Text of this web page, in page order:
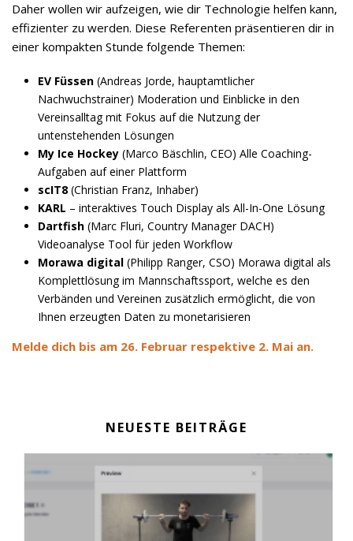
Daher wollen wir aufzeigen, wie dir Technologie helfen kann,
effizienter zu werden. Diese Referenten präsentieren dir in
einer kompakten Stunde folgende Themen:
EV Füssen(Andreas Jorde, hauptamtlicher
Nachwuchstrainer) Moderation und Einblicke in den
Vereinsalltag mit Fokus auf die Nutzung der
untenstehenden Lösungen
My Ice Hockey(Marco Bäschlin, CEO) Alle Coaching-
Aufgaben auf einer Plattform
scIT8(Christian Franz, Inhaber)
KARL – interaktives Touch Display als All-In-One Lösung
Dartfish(Marc Fluri, Country Manager DACH)
Videoanalyse Tool für jeden Workflow
Morawa digital(Philipp Ranger, CSO) Morawa digital als
Komplettlösung im Mannschaftssport, welche es den
Verbänden und Vereinen zusätzlich ermöglicht, die von
Ihnen erzeugten Daten zu monetarisieren
Melde dich bis am 26. Februar respektive 2. Mai an.
NEUESTE BEITRÄGE